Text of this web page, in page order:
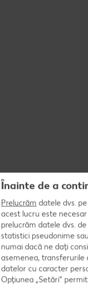
Înainte de a
Prelucrăm datele dvs.
acest lucru este
prelucrăm datele dvs.
statistici pseudonime
numai dacă ne dați
asemenea,
datelor cu caracter
Opțiunea „Setări”